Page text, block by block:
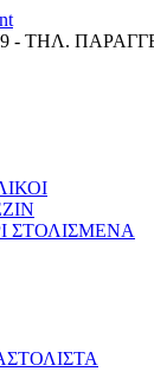
- ΤΗΛ.
ΣΤΟΛΙΣΜΕΝΑ